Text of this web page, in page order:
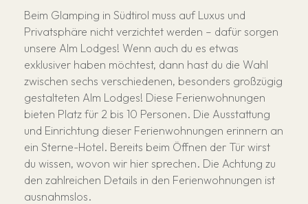
Beim Glamping in Südtirol muss auf Luxus und
Privatsphäre nicht verzichtet werden – dafür sorgen
unsere Alm Lodges! Wenn auch du es etwas
exklusiver haben möchtest, dann hast du die Wahl
zwischen sechs verschiedenen, besonders großzügig
gestalteten Alm Lodges! Diese Ferienwohnungen
bieten Platz für 2 bis 10 Personen. Die Ausstattung
und Einrichtung dieser Ferienwohnungen erinnern an
ein Sterne-Hotel. Bereits beim Öffnen der Tür wirst
du wissen, wovon wir hier sprechen. Die Achtung zu
den zahlreichen Details in den Ferienwohnungen ist
ausnahmslos.